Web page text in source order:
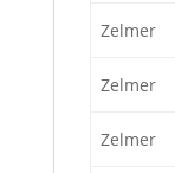
Zelmer
Zelmer
Zelmer